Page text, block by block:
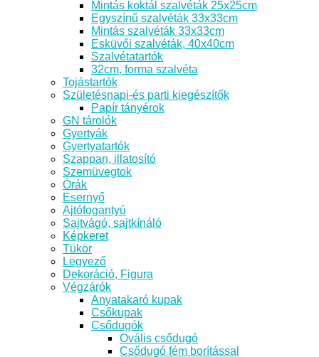
Mintás koktál szalvéták 25x25cm
Egyszínű szalvéták 33x33cm
Mintás szalvéták 33x33cm
Esküvői szalvéták, 40x40cm
Szalvétatartók
32cm, forma szalvéta
Tojástartók
Születésnapi-és parti kiegészítők
Papír tányérok
GN tárolók
Gyertyák
Gyertyatartók
Szappan, illatosító
Szemüvegtok
Órák
Esernyő
Ajtófogantyú
Sajtvágó, sajtkínáló
Képkeret
Tükör
Legyező
Dekoráció, Figura
Végzárók
Anyatakaró kupak
Csőkupak
Csődugók
Ovális csődugó
Csődugó fém borítással